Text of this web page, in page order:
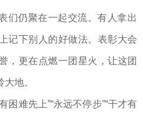
们仍聚在一起交流。有人拿出
记下别人的好做法。表彰大会
，更在点燃一团星火，让这团
地。
困难先上”“永远不停步”“干才有